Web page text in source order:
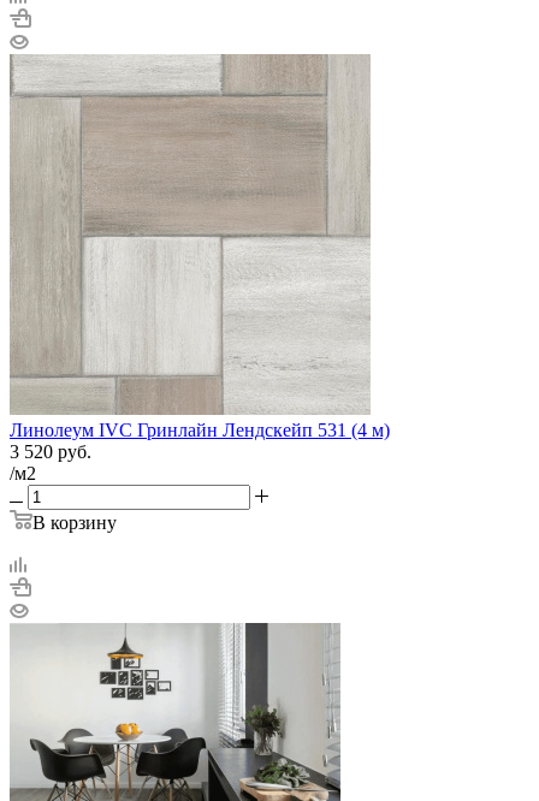
Линолеум IVC Гринлайн Лендскейп 531 (4 м)
3 520 руб.
/м2
В корзину